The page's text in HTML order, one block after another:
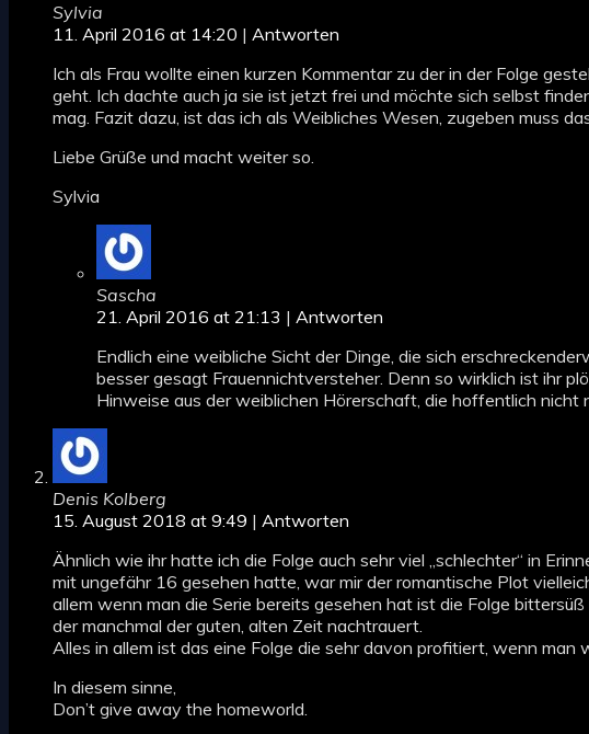
Sylvia
11. April 2016 at 14:20 | Antworten
Ich als Frau wollte einen kurzen Kommentar zu der in der Folge
geht. Ich dachte auch ja sie ist jetzt frei und möchte sich selbst
mag. Fazit dazu, ist das ich als Weibliches Wesen, zugeben muss
Liebe Grüße und macht weiter so.
Sylvia
Sascha
21. April 2016 at 21:13 | Antworten
Endlich eine weibliche Sicht der Dinge, die sich
besser gesagt Frauennichtversteher. Denn so wirklich ist ihr
Hinweise aus der weiblichen Hörerschaft, die hoffentlich nicht
Denis Kolberg
15. August 2018 at 9:49 | Antworten
Ähnlich wie ihr hatte ich die Folge auch sehr viel „schlechter“ in
mit ungefähr 16 gesehen hatte, war mir der romantische Plot
allem wenn man die Serie bereits gesehen hat ist die Folge
der manchmal der guten, alten Zeit nachtrauert.
Alles in allem ist das eine Folge die sehr davon profitiert, wenn man
In diesem sinne,
Don’t give away the homeworld.